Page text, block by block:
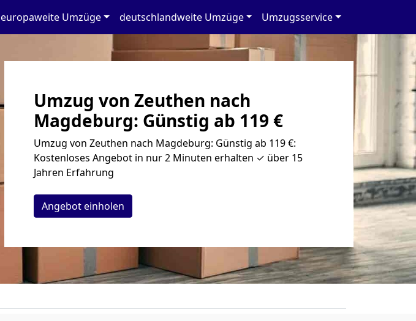
europaweite Umzüge deutschlandweite Umzüge Umzugsservice
Umzug von Zeuthen nach
Magdeburg: Günstig ab 119 €
Umzug von Zeuthen nach Magdeburg: Günstig ab 119 €:
Kostenloses Angebot in nur 2 Minuten erhalten ✓ über 15
Jahren Erfahrung
Angebot einholen